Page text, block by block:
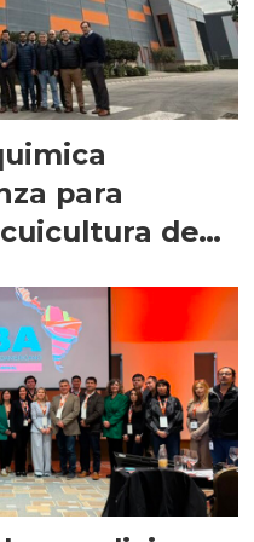
para
de